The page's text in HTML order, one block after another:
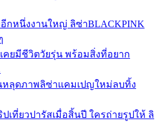
อีกหนึ่งงานใหญ่ ลิซ่าBLACKPINK
คยมีชีวิตวัยรุ่น พร้อมสิ่งที่อยาก
หลุดภาพลิซ่าแคมเปญใหม่ลบทิ้ง
ปเที่ยวปารัสเมื่อสิ้นปี ใครถ่ายรูปให้ ลิ